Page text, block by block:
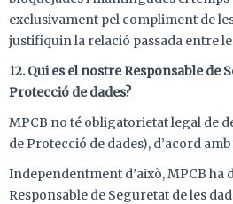
exclusivament pel compliment de
justifiquin la relació passada entre
12. Qui es el nostre Responsable de
Protecció de dades?
MPCB no té obligatorietat legal de
de Protecció de dades), d’acord
Independentment d’això, MPCB ha
Responsable de Seguretat de les